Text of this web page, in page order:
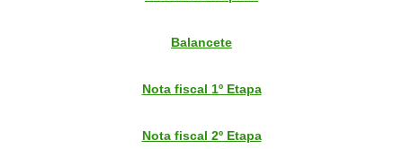
Balancete
Nota fiscal 1º Etapa
Nota fiscal 2º Etapa